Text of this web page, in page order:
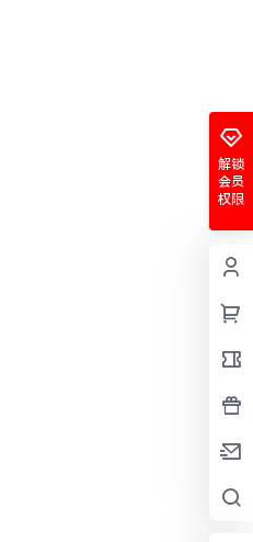
解锁
会员
权限